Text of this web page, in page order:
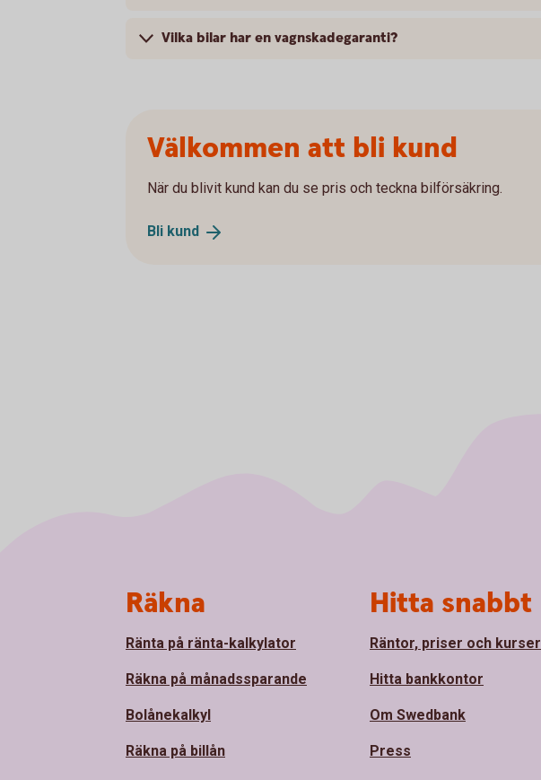
Vilka bilar har en vagnskadegaranti?
Välkommen att bli kund
När du blivit kund kan du se pris och teckna bilförsäkring.
Bli kund
Räkna
Ränta på ränta-kalkylator
Räkna på månadssparande
Bolånekalkyl
Räkna på billån
Hitta snabbt
Räntor, priser och kurser
Hitta bankkontor
Om Swedbank
Press